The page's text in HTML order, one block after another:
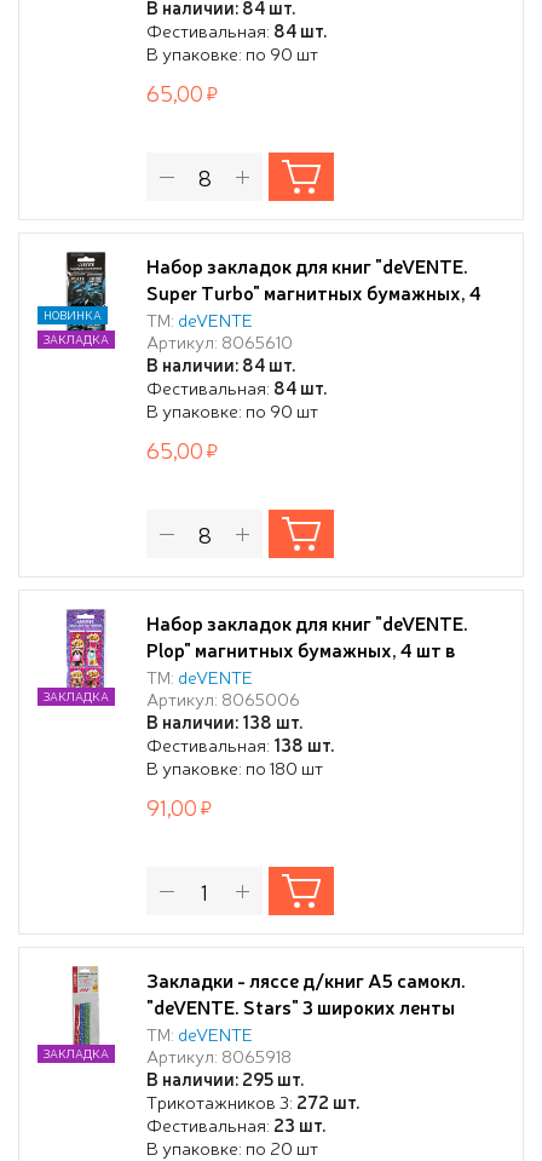
В наличии: 84 шт.
Фестивальная: 84 шт.
В упаковке: по 90 шт
65,00
Набор закладок для книг "deVENTE.
Super Turbo" магнитных бумажных, 4
шт в блистерной упаковке, размеры
закладок в сложенном виде 25x56,6 мм
ТМ: deVENTE
Артикул: 8065610
В наличии: 84 шт.
Фестивальная: 84 шт.
В упаковке: по 90 шт
НОВИНКА
ЗАКЛАДКА
65,00
Набор закладок для книг "deVENTE.
Plop" магнитных бумажных, 4 шт в
блистерной упаковке, размеры
закладок в сложенном виде 25x56,6мм
ТМ: deVENTE
Артикул: 8065006
В наличии: 138 шт.
Фестивальная: 138 шт.
В упаковке: по 180 шт
ЗАКЛАДКА
91,00
Закладки - ляссе д/книг А5 самокл.
"deVENTE. Stars" 3 широких ленты
12x290 мм
ТМ: deVENTE
Артикул: 8065918
В наличии: 295 шт.
Трикотажников 3: 272 шт.
Фестивальная: 23 шт.
В упаковке: по 20 шт
ЗАКЛАДКА